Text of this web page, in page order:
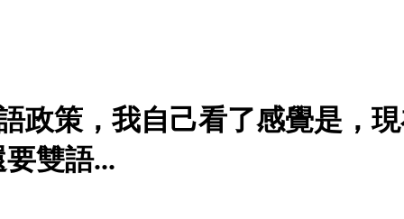
政策，我自己看了感覺是，
雙語...